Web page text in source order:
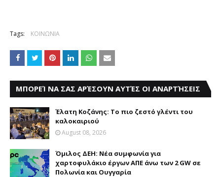
Tags: ΚΟΙΝΩΝΙΑ
ΜΠΟΡΕΊ ΝΑ ΣΑΣ ΑΡΈΣΟΥΝ ΑΥΤΈΣ ΟΙ ΑΝΑΡΤΉΣΕΙΣ
Έλατη Κοζάνης: Το πιο ζεστό γλέντι του
καλοκαιριού
August 08, 2026
Όμιλος ΔΕΗ: Νέα συμφωνία για
χαρτοφυλάκιο έργων ΑΠΕ άνω των 2 GW σε
Πολωνία και Ουγγαρία